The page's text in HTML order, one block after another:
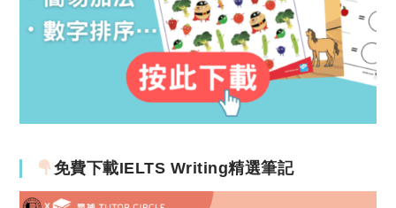
免費下載IELTS Writing精選筆記